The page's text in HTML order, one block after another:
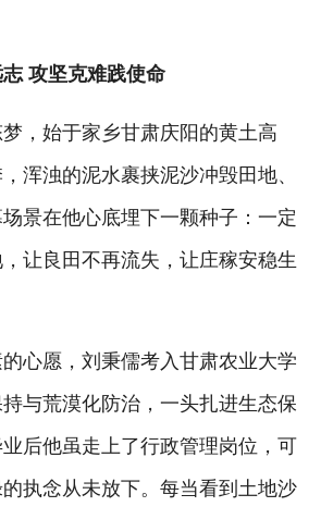
攻坚克难践使命
始于家乡甘肃庆阳的黄土高
浑浊的泥水裹挟泥沙冲毁田地、
景在他心底埋下一颗种子：一定
让良田不再流失，让庄稼安稳生
愿，刘秉儒考入甘肃农业大学
与荒漠化防治，一头扎进生态保
后他虽走上了行政管理岗位，可
执念从未放下。每当看到土地沙